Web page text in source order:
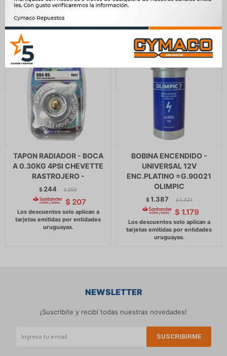
TAPON RADIADOR - BOCA
A 0.30KG 4PSI CHEVETTE
RASTROJERO -
$ 244 $ 250
$ 207
BOBINA ENCENDIDO -
UNIVERSAL 12V
ENC.PLATINO =G.90021
OLIMPIC
$1.387 $ 1.421
$ 1.179
NEWSLETTER
¡Suscribite y recibí todas nuestras novedades!
SUSCRIBIRME